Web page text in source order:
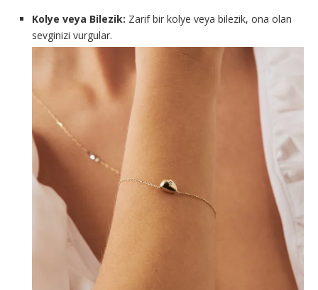
Kolye veya Bilezik: Zarif bir kolye veya bilezik, ona olan
sevginizi vurgular.